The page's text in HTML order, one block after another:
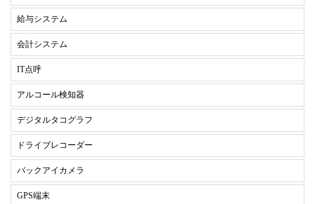
給与システム
会計システム
IT点呼
アルコール検知器
デジタルタコグラフ
ドライブレコーダー
バックアイカメラ
GPS端末